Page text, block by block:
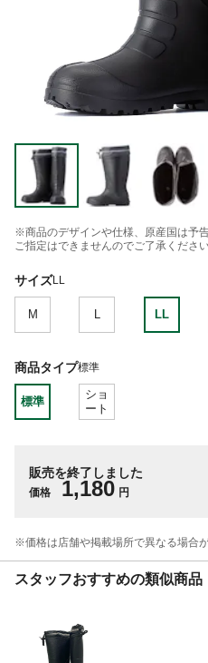
※商品のデザインや仕様、原産国は予
ご指定はできませんのでご了承ください
サイズLL
M LL
商品タイプ標準
標準
ショ
ート
販売を終了しました
価格 1,180 円
※価格は​店舗や​掲載場所で​異なる​場合が​
スタッフおすすめの類似商品